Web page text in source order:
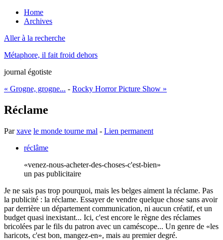
Home
Archives
Aller à la recherche
Métaphore, il fait froid dehors
journal égotiste
« Grogne, grogne... - Rocky Horror Picture Show »
Réclame
Parxave le monde tourne mal - Lien permanent
réclâme
venez-nous-acheter-des-choses-c'est-bien
un pas publicitaire
Je ne sais pas trop pourquoi, mais les belges aiment la réclame. Pas
la publicité : la réclame. Essayer de vendre quelque chose sans avoir
par derrière un département communication, ni aucun créatif, et un
budget quasi inexistant... Ici, c'est encore le règne des réclames
bricolées par le fils du patron avec un caméscope... Un genre de
les
haricots, c'est bon, mangez-en , mais au premier degré.